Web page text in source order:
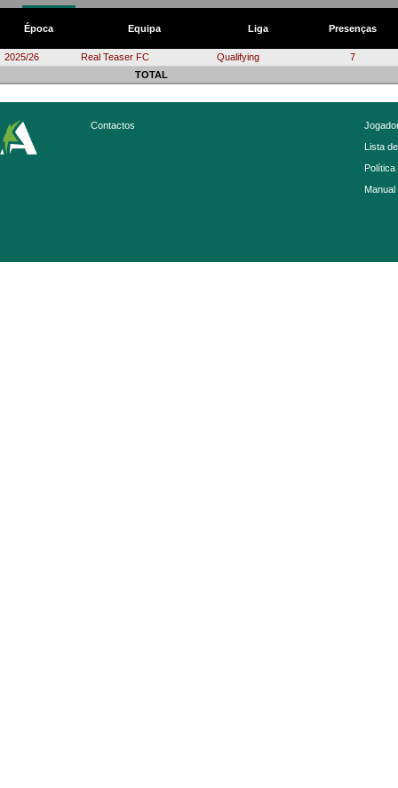
Época Equipa Liga Presenças
2025/26 Real Teaser FC Qualifying
7
TOTAL
Contactos
Lista
Política